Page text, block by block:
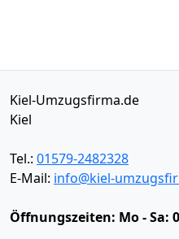
Kiel-Umzugsfirma.de
Kiel
Tel.: 01579-2482328
E-Mail: info@kiel-
Öffnungszeiten: Mo - Sa: